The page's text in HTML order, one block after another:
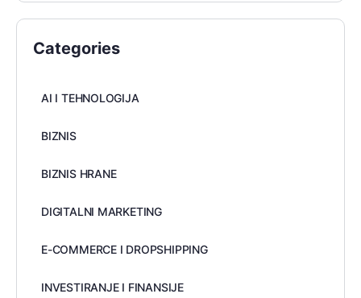
Categories
AI I TEHNOLOGIJA
BIZNIS
BIZNIS HRANE
DIGITALNI MARKETING
E-COMMERCE I DROPSHIPPING
INVESTIRANJE I FINANSIJE